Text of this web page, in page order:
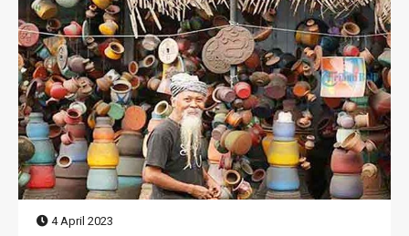
4 April 2023